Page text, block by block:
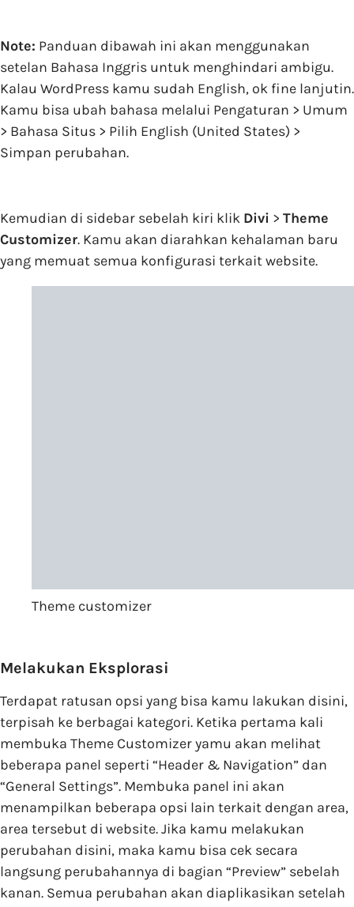
Note: Panduan dibawah ini akan menggunakan
setelan Bahasa Inggris untuk menghindari ambigu.
Kalau WordPress kamu sudah English, ok fine lanjutin.
Kamu bisa ubah bahasa melalui Pengaturan > Umum
> Bahasa Situs > Pilih English (United States) >
Simpan perubahan.
Kemudian di sidebar sebelah kiri klik Divi > Theme
Customizer. Kamu akan diarahkan kehalaman baru
yang memuat semua konfigurasi terkait website.
Theme customizer
Melakukan Eksplorasi
Terdapat ratusan opsi yang bisa kamu lakukan disini,
terpisah ke berbagai kategori. Ketika pertama kali
membuka Theme Customizer yamu akan melihat
beberapa panel seperti “Header & Navigation” dan
“General Settings”. Membuka panel ini akan
menampilkan beberapa opsi lain terkait dengan area,
area tersebut di website. Jika kamu melakukan
perubahan disini, maka kamu bisa cek secara
langsung perubahannya di bagian “Preview” sebelah
kanan. Semua perubahan akan diaplikasikan setelah